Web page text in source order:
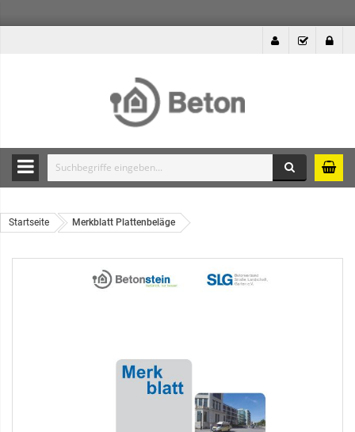
Durchsuche
Produkte
des
Startseite Merkblatt Plattenbeläge